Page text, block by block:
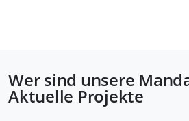
Wer sind unsere
Aktuelle Projekte